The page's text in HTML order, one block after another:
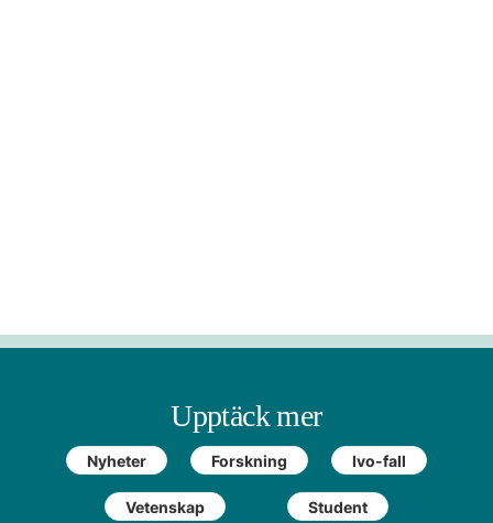
Upptäck mer
Nyheter Forskning Ivo-fall
Vetenskap Student